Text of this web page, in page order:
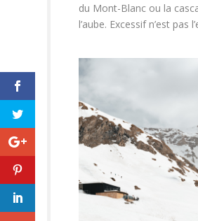
du Mont-Blanc ou la
l’aube. Excessif n’est